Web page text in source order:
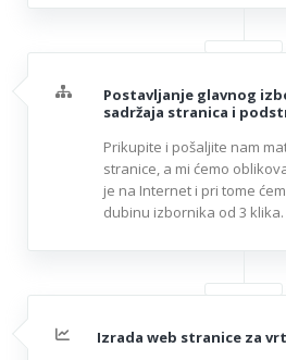
Postavljanje glavnog
sadržaja stranica i
Prikupite i pošaljite nam
stranice, a mi ćemo
je na Internet i pri tome
dubinu izbornika od 3 klika.
Izrada web stranice za